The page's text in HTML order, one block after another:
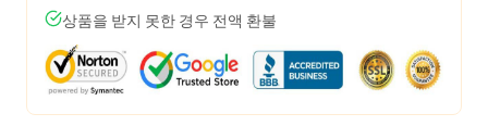
상품을 받지 못한 경우 전액 환불